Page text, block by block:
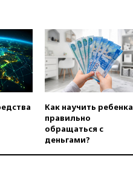
Как научить ребенка
правильно
обращаться с
деньгами?